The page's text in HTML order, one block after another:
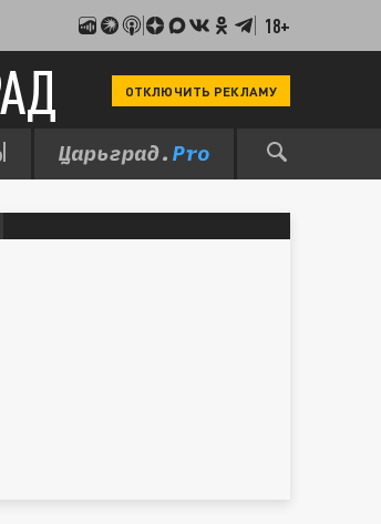
18+
ОТКЛЮЧИТЬ РЕКЛАМУ